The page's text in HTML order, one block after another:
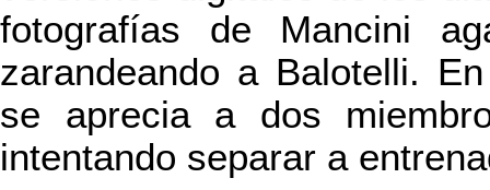
fotografías de Mancini
zarandeando a Balotelli.
se aprecia a dos
intentando separar a